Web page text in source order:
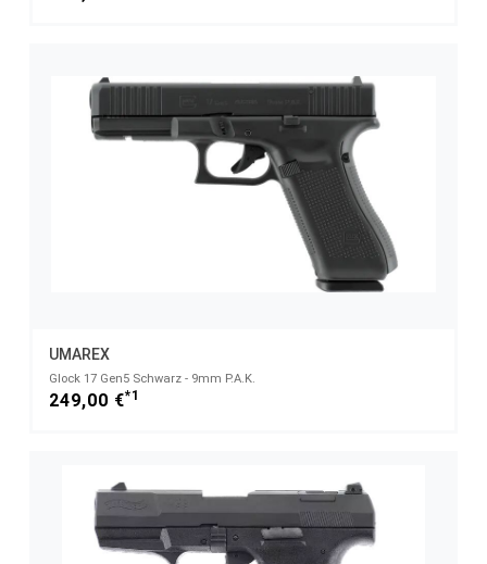
UMAREX
Glock 17 Gen5 Schwarz - 9mm P.A.K.
249,00 €*1